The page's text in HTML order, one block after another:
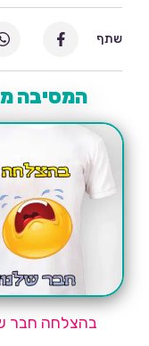
המסיבה
בהצלחה חבר
שתף